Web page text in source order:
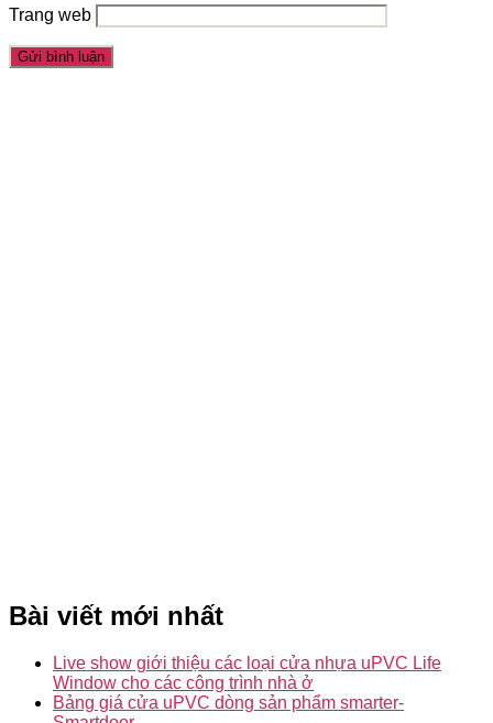
Trang web
Bài viết mới nhất
Live show giới thiệu các loại cửa nhựa uPVC Life
Window cho các công trình nhà ở
Bảng giá cửa uPVC dòng sản phẩm smarter-